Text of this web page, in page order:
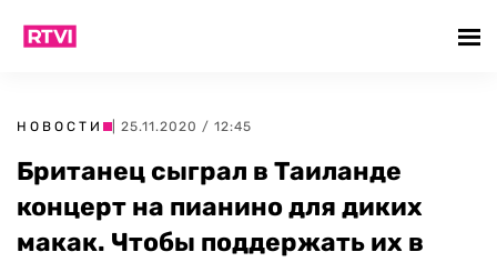
НОВОСТИ | 25.11.2020 / 12:45
Британец сыграл в Таиланде
концерт на пианино для диких
макак. Чтобы поддержать их в